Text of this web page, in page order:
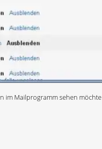
im Mailprogramm sehen möchte